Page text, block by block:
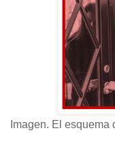
Imagen. El